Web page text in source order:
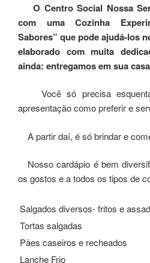
O Centro Social Nossa
com uma Cozinha
Sabores” que pode ajudá-los
elaborado com muita
ainda: entregamos em sua casa
Você só precisa
apresentação como preferir e
A partir daí, é só brindar e
Nosso cardápio é bem
os gostos e a todos os tipos de
Salgados diversos- fritos e
Tortas salgadas
Pães caseiros e recheados
Lanche Frio